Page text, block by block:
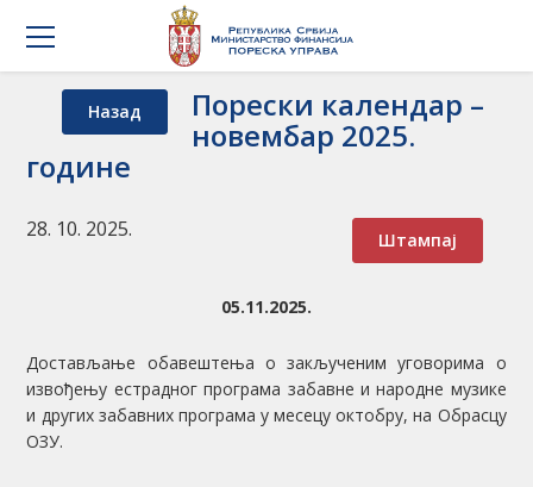
Назад Порески календар –
новембар 2025.
године
Штампај
28. 10. 2025.
05.11.2025.
Достављање обавештења о закљученим уговорима о
извођењу естрадног програма забавне и народне музике
и других забавних програма у месецу октобру, на Обрасцу
ОЗУ.